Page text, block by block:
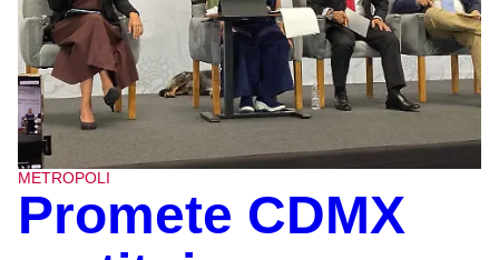
METROPOLI
Promete CDMX